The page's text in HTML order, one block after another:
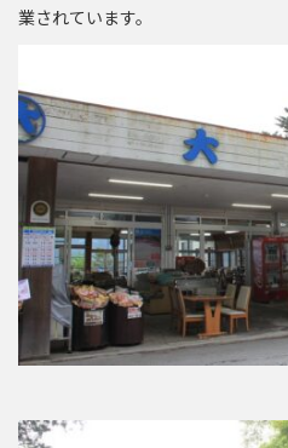
業されています。